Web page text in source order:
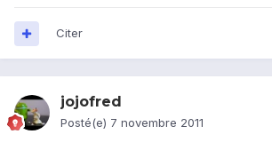
Citer
jojofred
Posté(e) 7 novembre 2011